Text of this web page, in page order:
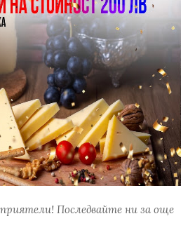
Последвайте ни за още